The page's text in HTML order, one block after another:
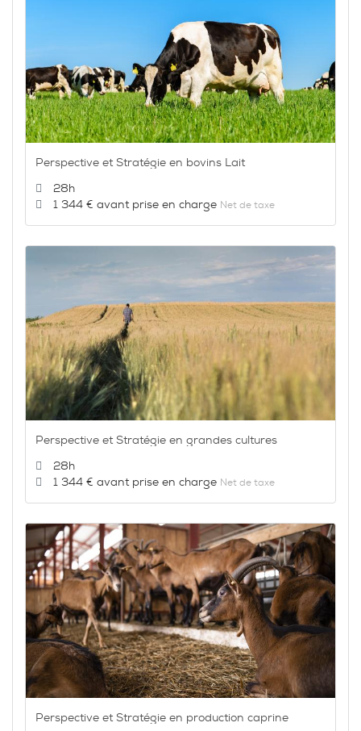
Perspective et Stratégie en bovins Lait
Durée :
28h
Prix :
1 344 € Net de taxe
Perspective et Stratégie en grandes cultures
Durée :
28h
Prix :
1 344 € Net de taxe
Perspective et Stratégie en production caprine